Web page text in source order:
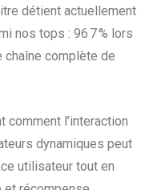
détient actuellement
nos tops : 96 7 % lors
chaîne complète de
l’interaction
dynamiques peut
utilisateur tout en